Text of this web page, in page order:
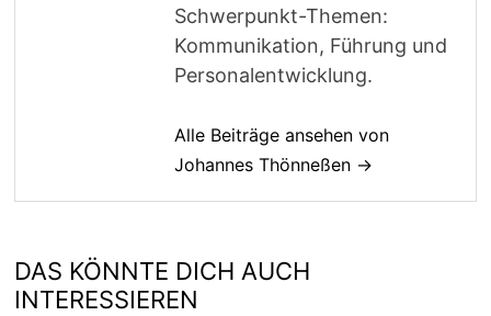
Schwerpunkt-Themen:
Kommunikation, Führung und
Personalentwicklung.
Alle Beiträge ansehen von
Johannes Thönneßen →
DAS KÖNNTE DICH AUCH
INTERESSIEREN